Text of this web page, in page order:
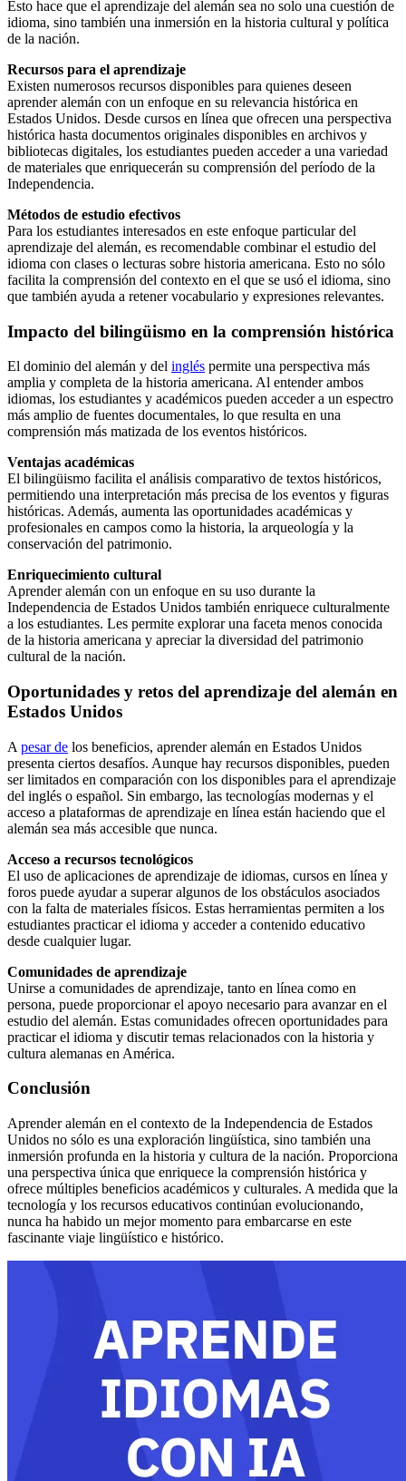
Esto hace que el aprendizaje del alemán sea no solo una cuestión de
idioma, sino también una inmersión en la historia cultural y política
de la nación.
Recursos para el aprendizaje
Existen numerosos recursos disponibles para quienes deseen
aprender alemán con un enfoque en su relevancia histórica en
Estados Unidos. Desde cursos en línea que ofrecen una perspectiva
histórica hasta documentos originales disponibles en archivos y
bibliotecas digitales, los estudiantes pueden acceder a una variedad
de materiales que enriquecerán su comprensión del período de la
Independencia.
Métodos de estudio efectivos
Para los estudiantes interesados en este enfoque particular del
aprendizaje del alemán, es recomendable combinar el estudio del
idioma con clases o lecturas sobre historia americana. Esto no sólo
facilita la comprensión del contexto en el que se usó el idioma, sino
que también ayuda a retener vocabulario y expresiones relevantes.
Impacto del bilingüismo en la comprensión histórica
El dominio del alemán y del inglés permite una perspectiva más
amplia y completa de la historia americana. Al entender ambos
idiomas, los estudiantes y académicos pueden acceder a un espectro
más amplio de fuentes documentales, lo que resulta en una
comprensión más matizada de los eventos históricos.
Ventajas académicas
El bilingüismo facilita el análisis comparativo de textos históricos,
permitiendo una interpretación más precisa de los eventos y figuras
históricas. Además, aumenta las oportunidades académicas y
profesionales en campos como la historia, la arqueología y la
conservación del patrimonio.
Enriquecimiento cultural
Aprender alemán con un enfoque en su uso durante la
Independencia de Estados Unidos también enriquece culturalmente
a los estudiantes. Les permite explorar una faceta menos conocida
de la historia americana y apreciar la diversidad del patrimonio
cultural de la nación.
Oportunidades y retos del aprendizaje del alemán en
Estados Unidos
A pesar de los beneficios, aprender alemán en Estados Unidos
presenta ciertos desafíos. Aunque hay recursos disponibles, pueden
ser limitados en comparación con los disponibles para el aprendizaje
del inglés o español. Sin embargo, las tecnologías modernas y el
acceso a plataformas de aprendizaje en línea están haciendo que el
alemán sea más accesible que nunca.
Acceso a recursos tecnológicos
El uso de aplicaciones de aprendizaje de idiomas, cursos en línea y
foros puede ayudar a superar algunos de los obstáculos asociados
con la falta de materiales físicos. Estas herramientas permiten a los
estudiantes practicar el idioma y acceder a contenido educativo
desde cualquier lugar.
Comunidades de aprendizaje
Unirse a comunidades de aprendizaje, tanto en línea como en
persona, puede proporcionar el apoyo necesario para avanzar en el
estudio del alemán. Estas comunidades ofrecen oportunidades para
practicar el idioma y discutir temas relacionados con la historia y
cultura alemanas en América.
Conclusión
Aprender alemán en el contexto de la Independencia de Estados
Unidos no sólo es una exploración lingüística, sino también una
inmersión profunda en la historia y cultura de la nación. Proporciona
una perspectiva única que enriquece la comprensión histórica y
ofrece múltiples beneficios académicos y culturales. A medida que la
tecnología y los recursos educativos continúan evolucionando,
nunca ha habido un mejor momento para embarcarse en este
fascinante viaje lingüístico e histórico.